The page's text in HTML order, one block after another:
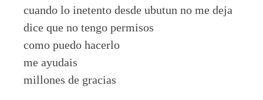
cuando lo inetento desde ubutun no me deja
dice que no tengo permisos
como puedo hacerlo
me ayudais
millones de gracias